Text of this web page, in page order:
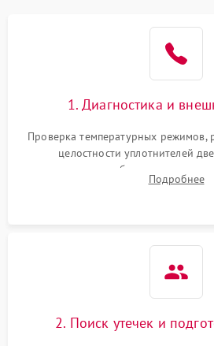
1. Диагностика и
Проверка температурных режимов,
целостности уплотнителей
сопротивления обмоток мотора,
считывание кодов ошибок с
Подробнее
2. Поиск утечек и